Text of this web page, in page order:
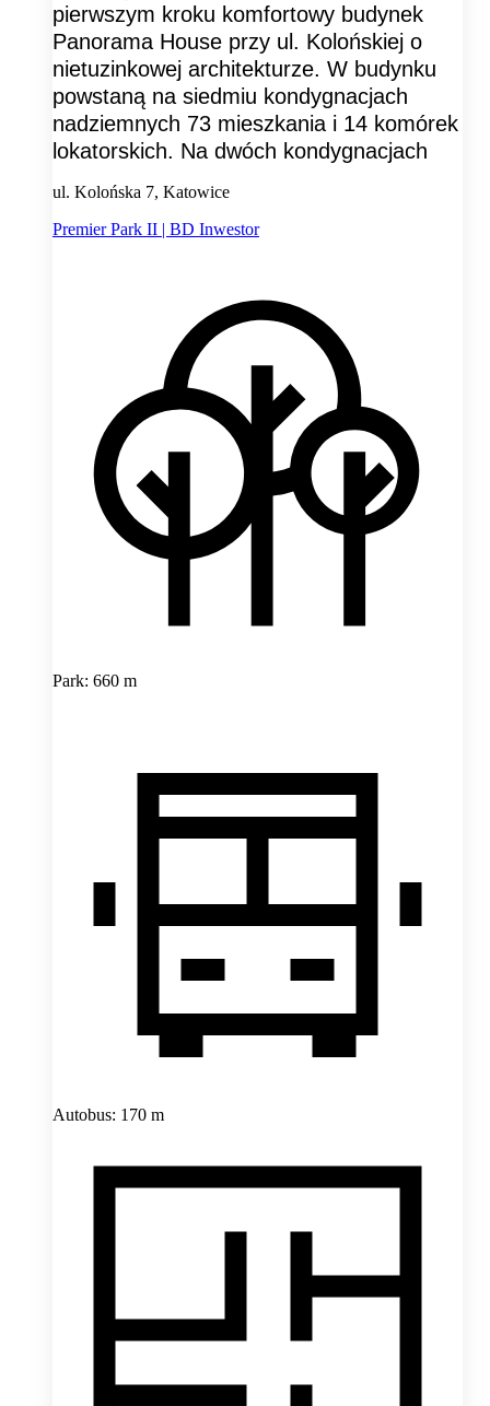
pierwszym kroku komfortowy budynek
Panorama House przy ul. Kolońskiej o
nietuzinkowej architekturze. W budynku
powstaną na siedmiu kondygnacjach
nadziemnych 73 mieszkania i 14 komórek
lokatorskich. Na dwóch kondygnacjach
ul. Kolońska 7, Katowice
Premier Park II | BD Inwestor
Park: 660 m
Autobus: 170 m